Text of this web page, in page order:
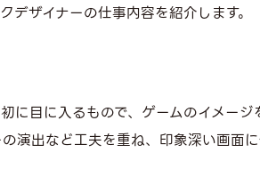
デザイナーの仕事内容を紹介します。
に目に入るもので、ゲームのイメー
演出など工夫を重ね、印象深い画面に